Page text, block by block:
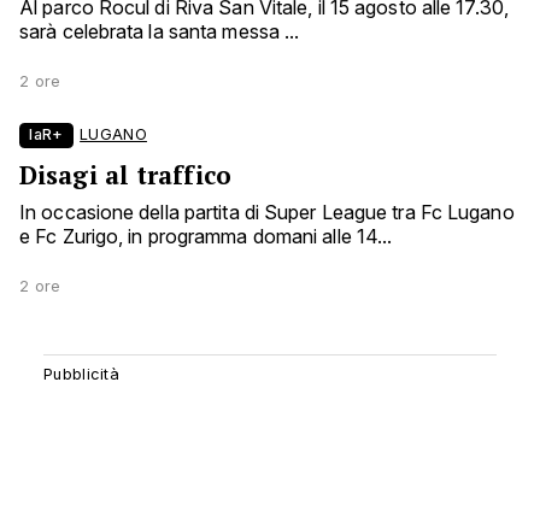
Al parco Rocul di Riva San Vitale, il 15 agosto alle 17.30,
sarà celebrata la santa messa ...
2 ore
laR+ LUGANO
Disagi al traffico
In occasione della partita di Super League tra Fc Lugano
e Fc Zurigo, in programma domani alle 14...
2 ore